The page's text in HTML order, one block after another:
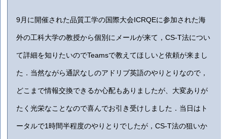
9月に開催された品質工学の国際大会ICRQEに参加された海
外の工科大学の教授から個別にメールが来て，CS-T法につい
て詳細を知りたいのでTeamsで教えてほしいと依頼が来まし
た．当然ながら通訳なしのアドリブ英語のやりとりなので，
どこまで情報交換できるか心配もありましたが、大変ありが
たく光栄なことなので喜んでお引き受けしました．当日はト
ータルで1時間半程度のやりとりでしたが，CS-T法の狙いか